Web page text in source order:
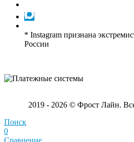
* Instagram признана
России
2019 - 2026 © Фрост Лайн.
Поиск
0
Сравнение